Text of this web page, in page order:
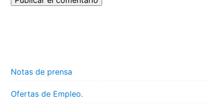
Notas de prensa
Ofertas de Empleo.